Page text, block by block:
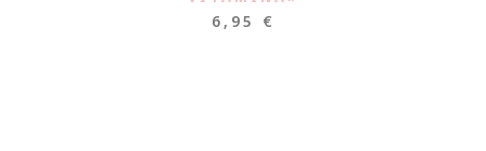
6,95 €